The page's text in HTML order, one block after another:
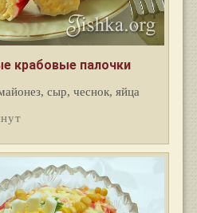
крабовые палочки
сыр, чеснок, яйца